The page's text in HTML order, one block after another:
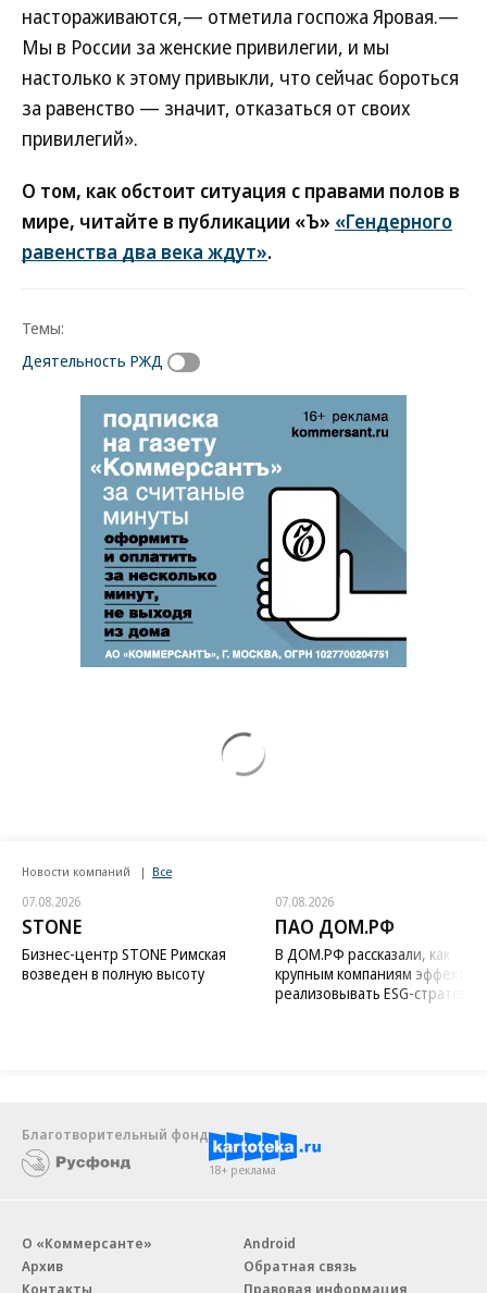
настораживаются,— отметила госпожа Яровая.—
Мы в России за женские привилегии, и мы
настолько к этому привыкли, что сейчас бороться
за равенство — значит, отказаться от своих
привилегий».
О том, как обстоит ситуация с правами полов в
мире, читайте в публикации «Ъ» «Гендерного
равенства два века ждут».
Темы:
Деятельность РЖД
Новости компаний Все
07.08.2026
STONE
Бизнес-центр STONE Римская
возведен в полную высоту
07.08.2026
ПАО ДОМ.РФ
В ДОМ.РФ рассказали, как
крупным компаниям
реализовывать ESG-стратегию
Благотворительный фонд
18+ реклама
О «Коммерсанте»
Архив
Контакты
Android
Обратная связь
Правовая информация